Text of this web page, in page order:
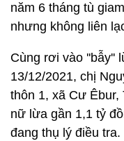
năm 6 tháng tù
nhưng không liên
Cùng rơi vào ''bẫy''
13/12/2021, chị
thôn 1, xã Cư Êbur,
nữ lừa gần 1,1 tỷ
đang thụ lý điều